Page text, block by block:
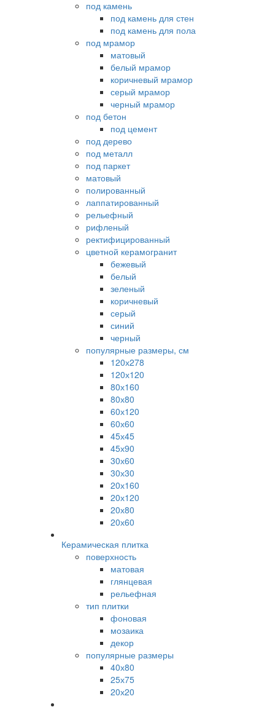
под камень
под камень для стен
под камень для пола
под мрамор
матовый
белый мрамор
коричневый мрамор
серый мрамор
черный мрамор
под бетон
под цемент
под дерево
под металл
под паркет
матовый
полированный
лаппатированный
рельефный
рифленый
ректифицированный
цветной керамогранит
бежевый
белый
зеленый
коричневый
серый
синий
черный
популярные размеры, см
120х278
120х120
80х160
80х80
60х120
60х60
45х45
45х90
30х60
30х30
20х160
20х120
20х80
20х60
Керамическая плитка
поверхность
матовая
глянцевая
рельефная
тип плитки
фоновая
мозаика
декор
популярные размеры
40х80
25х75
20х20